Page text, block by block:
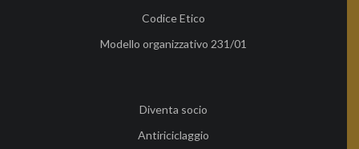
Codice Etico
Modello organizzativo 231/01
Diventa socio
Antiriciclaggio